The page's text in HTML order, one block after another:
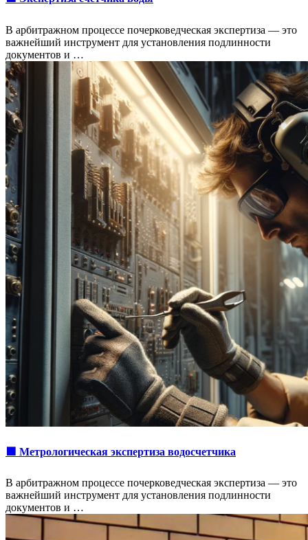
В арбитражном процессе почерковедческая экспертиза — это
важнейший инструмент для установления подлинности
документов и …
🟩 Метрологическая экспертиза водосчетчика
В арбитражном процессе почерковедческая экспертиза — это
важнейший инструмент для установления подлинности
документов и …